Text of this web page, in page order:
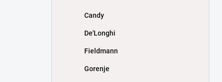
Candy
De'Longhi
Fieldmann
Gorenje